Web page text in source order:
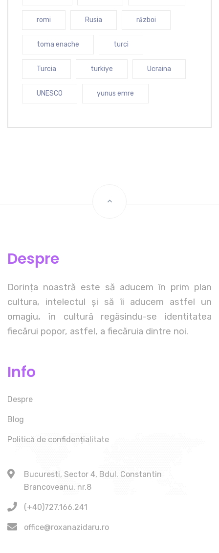
romi Rusia război
toma enache turci
Turcia turkiye Ucraina
UNESCO yunus emre
Despre
Dorința noastră este să aducem în prim plan
cultura, intelectul și să îi aducem astfel un
omagiu, în cultură regăsindu-se identitatea
fiecărui popor, astfel, a fiecăruia dintre noi.
Info
Despre
Blog
Politică de confidențialitate
Bucuresti, Sector 4, Bdul. Constantin
Brancoveanu, nr.8
(+40)727.166.241
office@roxanazidaru.ro